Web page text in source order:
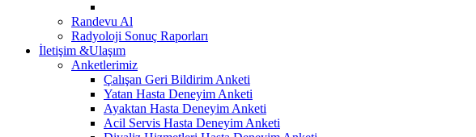
Randevu Al
Radyoloji Sonuç Raporları
İletişim &Ulaşım
Anketlerimiz
Çalışan Geri Bildirim Anketi
Yatan Hasta Deneyim Anketi
Ayaktan Hasta Deneyim Anketi
Acil Servis Hasta Deneyim Anketi